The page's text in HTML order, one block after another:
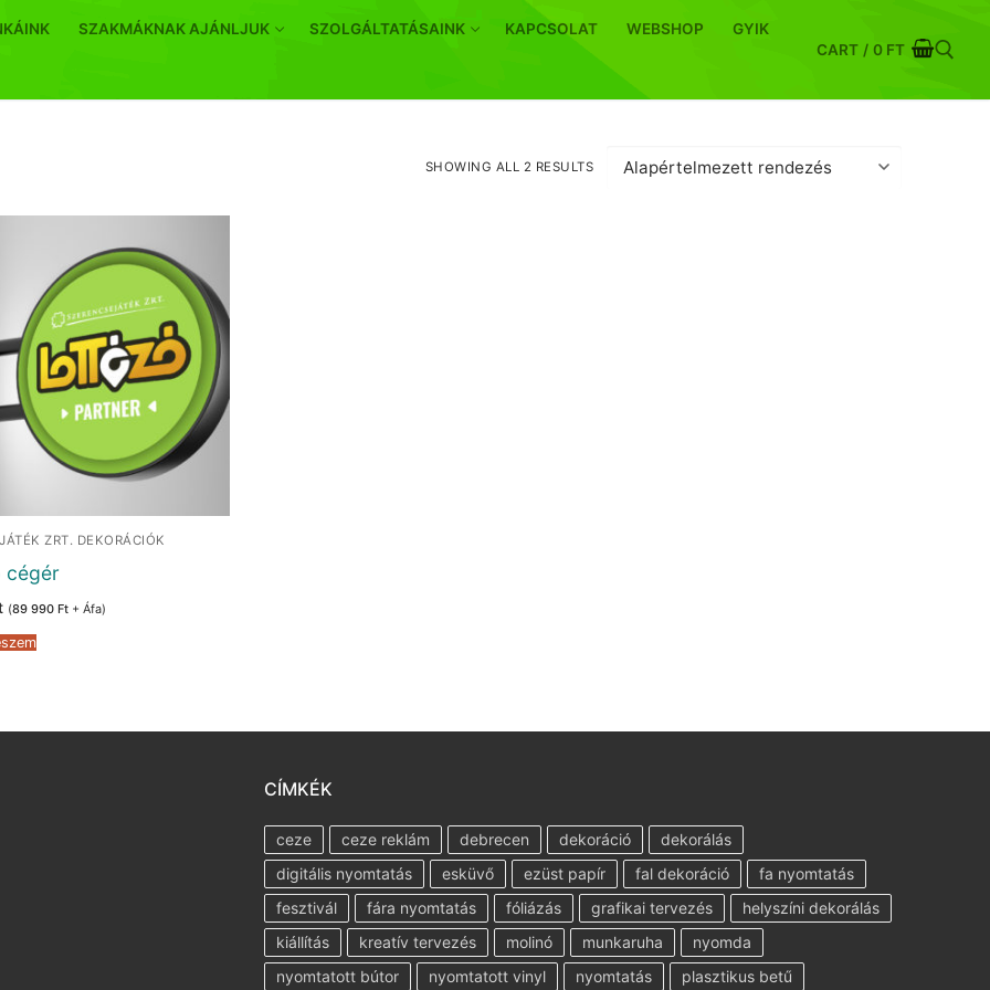
SZAKMÁKNAK AJÁNLJUK SZOLGÁLTATÁSAINK KAPCSOLAT WEBSHOP GYIK
CART / 0 FT
SHOWING ALL 2 RESULTS
ZRT. DEKORÁCIÓK
cégér
(89 990 Ft + Áfa)
CÍMKÉK
ceze ceze reklám debrecen dekoráció
dekorálás
digitális nyomtatás
esküvő ezüst papír fal dekoráció
fa nyomtatás
fesztivál
fára nyomtatás fóliázás grafikai tervezés
helyszíni dekorálás
kiállítás
kreatív tervezés molinó munkaruha
nyomda
nyomtatott bútor
nyomtatott vinyl nyomtatás plasztikus betű